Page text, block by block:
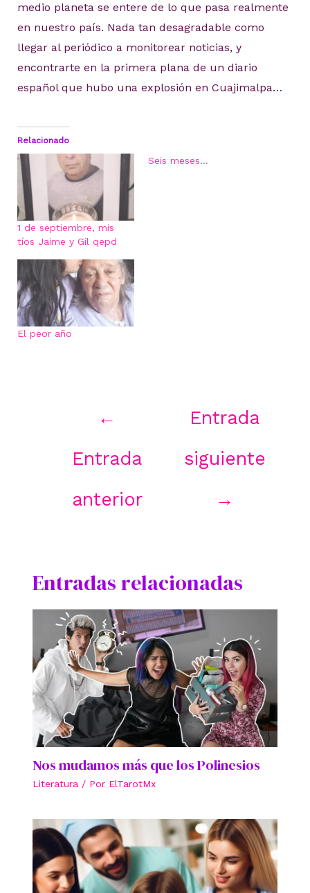
medio planeta se entere de lo que pasa realmente
en nuestro país. Nada tan desagradable como
llegar al periódico a monitorear noticias, y
encontrarte en la primera plana de un diario
español que hubo una explosión en Cuajimalpa…
Relacionado
1 de septiembre, mis
tíos Jaime y Gil qepd
Seis meses…
El peor año
←
Entrada
anterior
Entrada
siguiente
→
Entradas relacionadas
Nos mudamos más que los Polinesios
Literatura / Por ElTarotMx